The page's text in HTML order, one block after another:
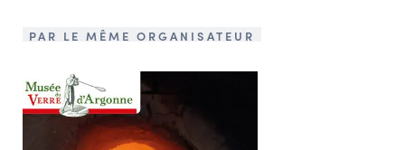
PAR LE MÊME ORGANISATEUR